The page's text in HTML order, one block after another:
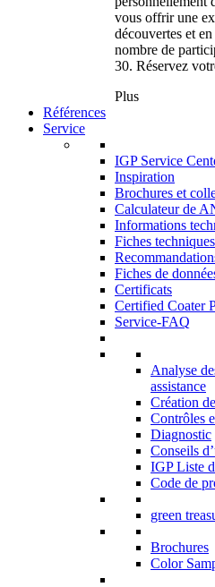
vous offrir une
découvertes et
nombre de
30. Réservez
Plus
Références
Service
IGP Service
Inspiration
Brochures et
Calculateur de
Informations
Fiches techniques
Fiches de
Certificats
Certified Coater
Service-FAQ
Analyse
assistance
Création
Contrôles
Diagnostic
Conseils
IGP Liste
Code de
green
Brochures
Color